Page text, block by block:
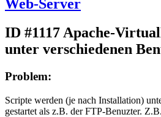
Web-Server
ID #1117 Apache-
unter verschiedenen
Problem:
Scripte werden (je nach Installation)
gestartet als z.B. der FTP-Benuzter.